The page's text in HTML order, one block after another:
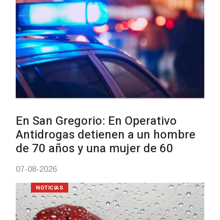
Facultad de Artes llega a
con dos cursos de formación
03-08-2026
NOTICIAS
Clases de Muai Thai en
NOTICIAS